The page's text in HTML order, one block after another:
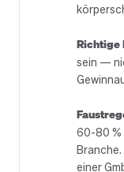
Richtige
sein —
60-80 %
einer